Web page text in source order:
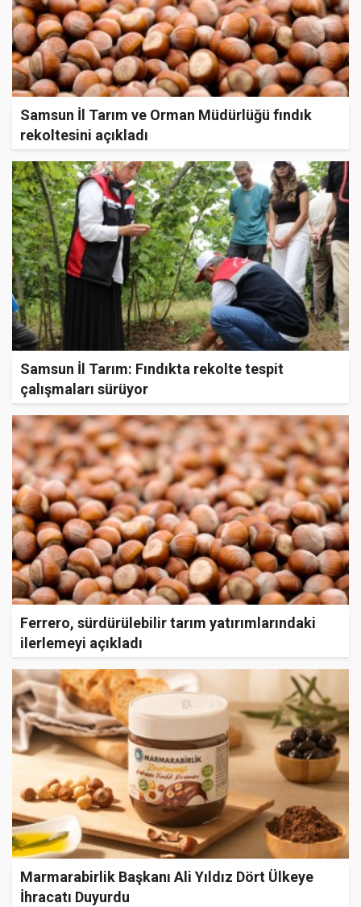
Samsun İl Tarım ve Orman Müdürlüğü fındık
rekoltesini açıkladı
Samsun İl Tarım: Fındıkta rekolte tespit
çalışmaları sürüyor
Ferrero, sürdürülebilir tarım yatırımlarındaki
ilerlemeyi açıkladı
Marmarabirlik Başkanı Ali Yıldız Dört Ülkeye
İhracatı Duyurdu